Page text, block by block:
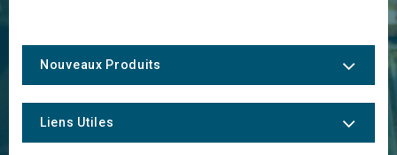
Nouveaux Produits
Liens Utiles